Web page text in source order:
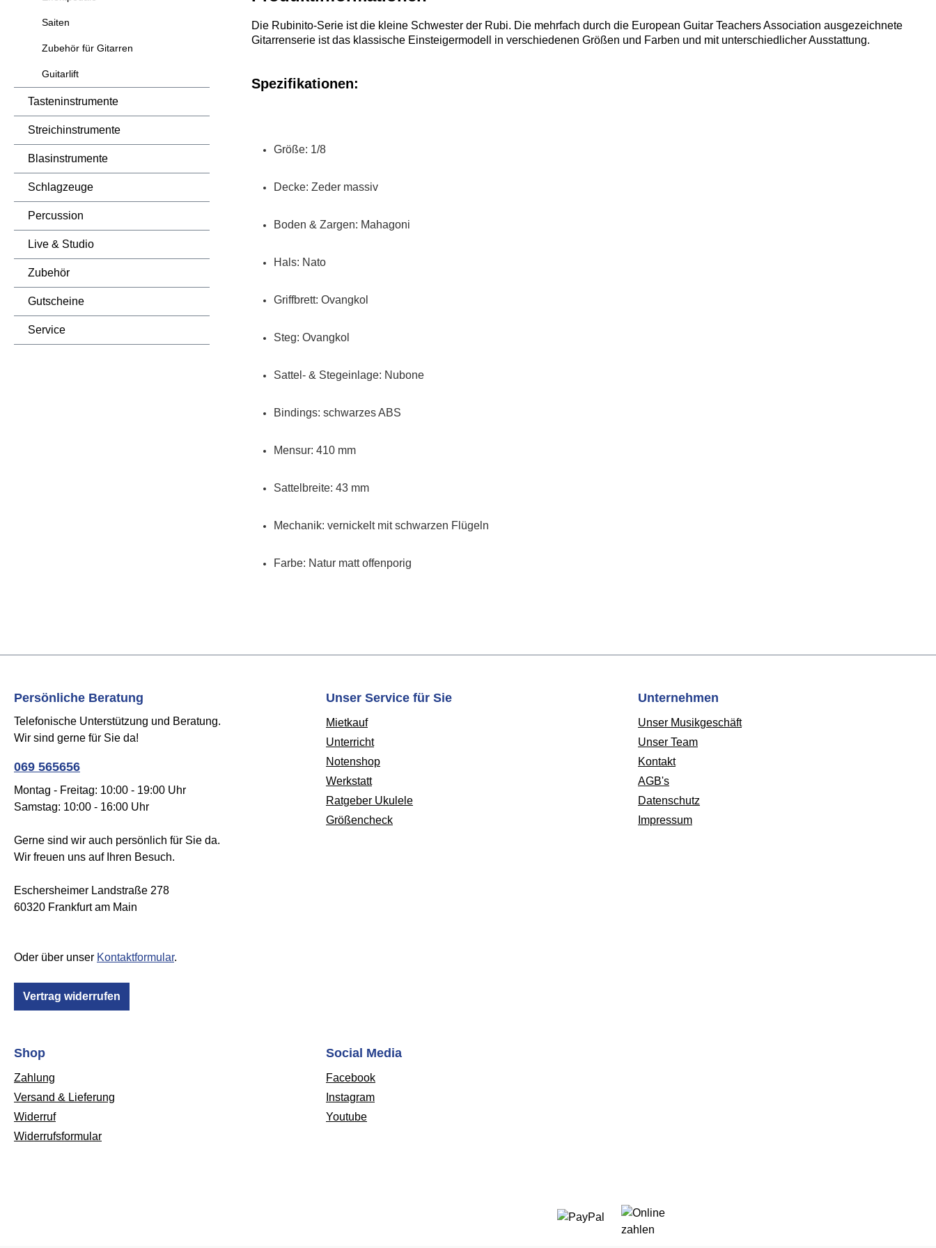
Saiten
Zubehör für Gitarren
Guitarlift
Tasteninstrumente
Streichinstrumente
Blasinstrumente
Schlagzeuge
Percussion
Live & Studio
Zubehör
Gutscheine
Service
Die Rubinito-Serie ist die kleine Schwester der Rubi. Die mehrfach durch die European Guitar Teachers Association ausgezeichnete
Gitarrenserie ist das klassische Einsteigermodell in verschiedenen Größen und Farben und mit unterschiedlicher Ausstattung.
Spezifikationen:
Größe: 1/8
Decke: Zeder massiv
Boden & Zargen: Mahagoni
Hals: Nato
Griffbrett: Ovangkol
Steg: Ovangkol
Sattel- & Stegeinlage: Nubone
Bindings: schwarzes ABS
Mensur: 410 mm
Sattelbreite: 43 mm
Mechanik: vernickelt mit schwarzen Flügeln
Farbe: Natur matt offenporig
Persönliche Beratung
Telefonische Unterstützung und Beratung.
Wir sind gerne für Sie da!
069 565656
Montag - Freitag: 10:00 - 19:00 Uhr
Samstag: 10:00 - 16:00 Uhr
Gerne sind wir auch persönlich für Sie da.
Wir freuen uns auf Ihren Besuch.
Eschersheimer Landstraße 278
60320 Frankfurt am Main
Oder über unser Kontaktformular.
Vertrag widerrufen
Unser Service für Sie
Mietkauf
Unterricht
Notenshop
Werkstatt
Ratgeber Ukulele
Größencheck
Unternehmen
Unser Musikgeschäft
Unser Team
Kontakt
AGB's
Datenschutz
Impressum
Shop
Zahlung
Versand & Lieferung
Widerruf
Widerrufsformular
Social Media
Facebook
Instagram
Youtube